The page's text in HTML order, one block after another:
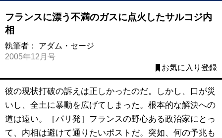
フランスに漂う不満のガスに点火したサルコジ内
相
執筆者： アダム・セージ
2005年12月号
お気に入り登録
彼の現状打破の訴えは正しかったのだ。しかし、口が災
いし、全土に暴動を広げてしまった。根本的な解決への
道は遠い。［パリ発］フランスの野心ある政治家にとっ
て、内相は避けて通りたいポストだ。突如、何の予兆も